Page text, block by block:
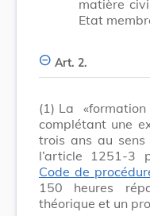
matière
Etat
Art. 2.
(1) La
complétant une
trois ans au sens
l’article 1251-3
Code de
150 heures
théorique et un